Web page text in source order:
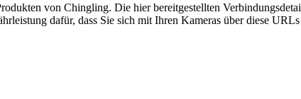
von Chingling. Die hier bereitgestellten
dafür, dass Sie sich mit Ihren Kameras über diese